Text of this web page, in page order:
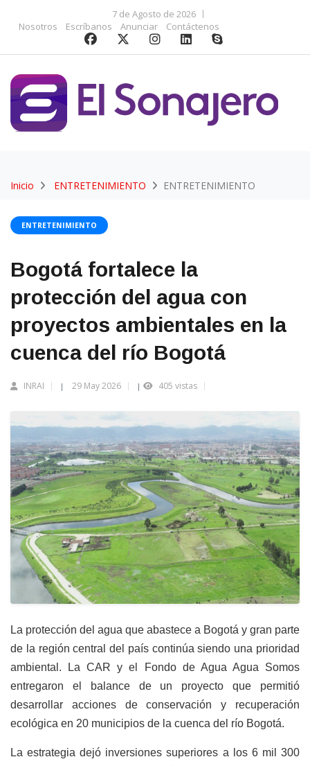
7 de Agosto de 2026
Nosotros
Escríbanos Anunciar Contáctenos
Inicio ENTRETENIMIENTO ENTRETENIMIENTO
ENTRETENIMIENTO
Bogotá fortalece la
protección del agua con
proyectos ambientales en la
cuenca del río Bogotá
INRAI | 29 May 2026 | 405 vistas
La protección del agua que abastece a Bogotá y gran parte
de la región central del país continúa siendo una prioridad
ambiental. La CAR y el Fondo de Agua Agua Somos
entregaron el balance de un proyecto que permitió
desarrollar acciones de conservación y recuperación
ecológica en 20 municipios de la cuenca del río Bogotá.
La estrategia dejó inversiones superiores a los 6 mil 300